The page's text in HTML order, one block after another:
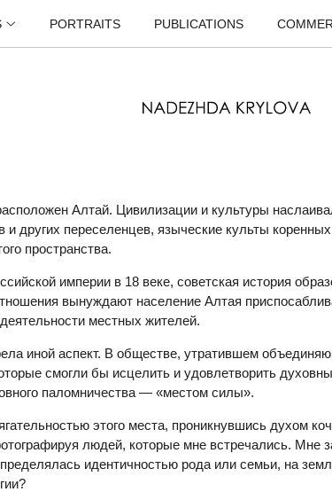
PORTRAITS PUBLICATIONS
Алтай. Цивилизации и культуры
и других переселенцев, языческие культы
пространства.
империи в 18 веке, советская история
вынуждают население Алтая
местных жителей.
иной аспект. В обществе, утратившем
смогли бы исцелить и удовлетворить
паломничества — «местом силы».
этого места, проникнувшись духом
людей, которые мне встречались. Мне
идентичностью рода или семьи, на